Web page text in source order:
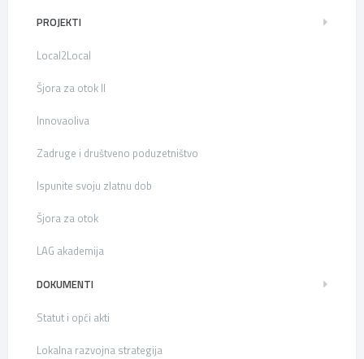
PROJEKTI
Local2Local
Šjora za otok II
Innovaoliva
Zadruge i društveno poduzetništvo
Ispunite svoju zlatnu dob
Šjora za otok
LAG akademija
DOKUMENTI
Statut i opći akti
Lokalna razvojna strategija